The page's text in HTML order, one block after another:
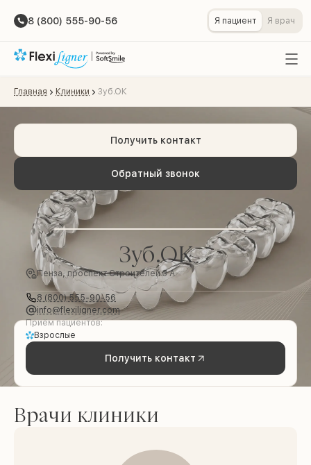
8 (800) 555-90-56 Я пациент Я врач
Главная Клиники Зуб.ОК
Обратный звонок
Получить контакт
Зуб.ОК
Пенза, проспект Строителей 3 А
8 (800) 555-90-56
info@flexiligner.com
Приём пациентов:
Взрослые
Получить контакт
Врачи клиники